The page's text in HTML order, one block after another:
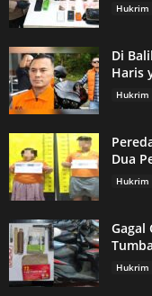
Hukrim
Di
Haris
Hukrim
Dua
Hukrim
Gagal
Hukrim